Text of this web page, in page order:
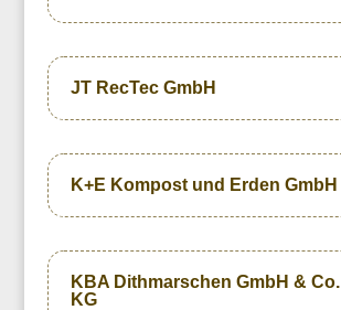
JT RecTec GmbH
K+E Kompost und Erden GmbH
KBA Dithmarschen GmbH & Co.
KG